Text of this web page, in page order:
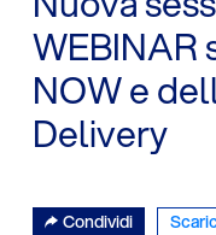
WEBINAR
NOW e
Delivery
Condividi